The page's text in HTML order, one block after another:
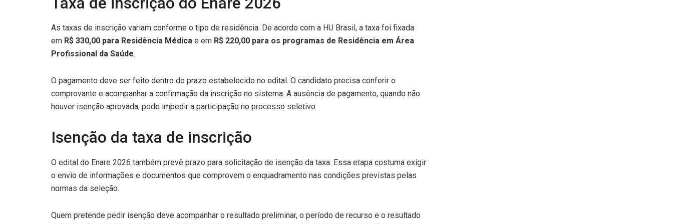
As taxas de inscrição variam conforme o tipo de residência. De acordo com a HU Brasil, a taxa foi fixada
em R$ 330,00 para Residência Médica e em R$ 220,00 para os programas de Residência em Área
Profissional da Saúde.
O pagamento deve ser feito dentro do prazo estabelecido no edital. O candidato precisa conferir o
comprovante e acompanhar a confirmação da inscrição no sistema. A ausência de pagamento, quando não
houver isenção aprovada, pode impedir a participação no processo seletivo.
Isenção da taxa de inscrição
O edital do Enare 2026 também prevê prazo para solicitação de isenção da taxa. Essa etapa costuma exigir
o envio de informações e documentos que comprovem o enquadramento nas condições previstas pelas
normas da seleção.
Quem pretende pedir isenção deve acompanhar o resultado preliminar, o período de recurso e o resultado